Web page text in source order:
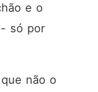
e o
só por
não o